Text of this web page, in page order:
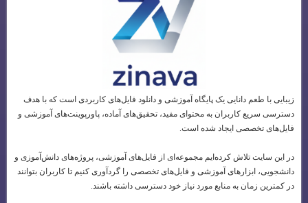
زیبایی با طعم دانایی یک پایگاه آموزشی و دانلود فایل‌های کاربردی است که با هدف
دسترسی سریع کاربران به محتوای مفید، تحقیق‌های آماده، پاورپوینت‌های آموزشی و
فایل‌های تخصصی ایجاد شده است.
در این سایت تلاش کرده‌ایم مجموعه‌ای از فایل‌های آموزشی، پروژه‌های دانش‌آموزی و
دانشجویی، ابزارهای آموزشی و فایل‌های تخصصی را گردآوری کنیم تا کاربران بتوانند
در کمترین زمان به منابع مورد نیاز خود دسترسی داشته باشند.